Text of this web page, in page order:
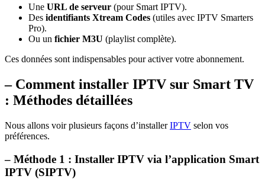
Une URL de serveur (pour Smart IPTV).
Des identifiants Xtream Codes (utiles avec IPTV Smarters
Pro).
Ou un fichier M3U (playlist complète).
Ces données sont indispensables pour activer votre abonnement.
– Comment installer IPTV sur Smart TV
: Méthodes détaillées
Nous allons voir plusieurs façons d’installerIPTV selon vos
préférences.
– Méthode 1 : Installer IPTV via l’application Smart
IPTV (SIPTV)